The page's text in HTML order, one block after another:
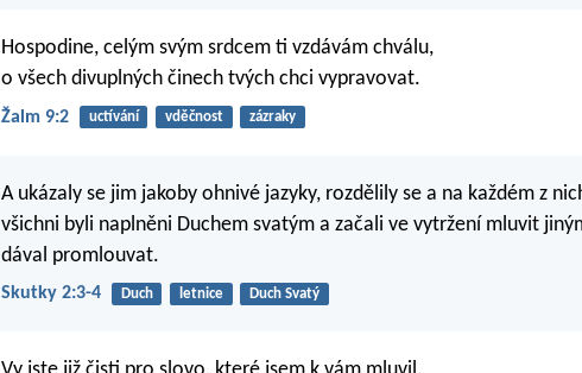
Hospodine, celým svým srdcem ti vzdávám chválu,
o všech divuplných činech tvých chci vypravovat.
Žalm 9:2 uctívání vděčnost zázraky
A ukázaly se jim jakoby ohnivé jazyky, rozdělily se a na každém z
všichni byli naplněni Duchem svatým a začali ve vytržení mluvit
dával promlouvat.
Skutky 2:3-4 Duch letnice Duch Svatý